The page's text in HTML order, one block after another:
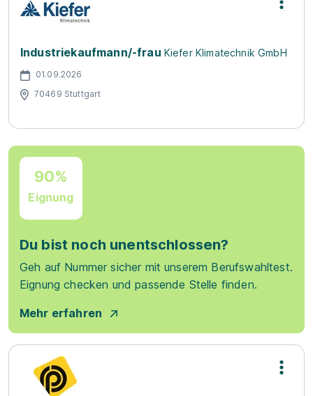
Industriekaufmann/-frau Kiefer Klimatechnik GmbH
01.09.2026
70469 Stuttgart
90%
Eignung
Du bist noch unentschlossen?
Geh auf Nummer sicher mit unserem Berufswahltest.
Eignung checken und passende Stelle finden.
Mehr erfahren